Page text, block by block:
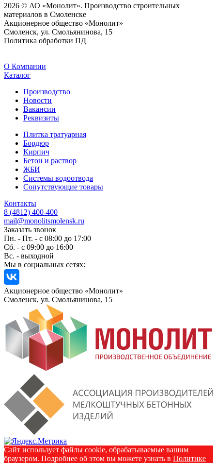
2026 © АО «Монолит». Производство строительных
материалов в Смоленске
Акционерное общество «Монолит»
Смоленск, ул. Смольянинова, 15
Политика обработки ПД
O Компании
Каталог
Производство
Новости
Вакансии
Реквизиты
Плитка тратуарная
Бордюр
Кирпич
Бетон и раствор
ЖБИ
Системы водоотвода
Сопутствующие товары
Контакты
8 (4812) 400-400
mail@monolitsmolensk.ru
Заказать звонок
Пн. - Пт. - с 08:00 до 17:00
Сб. - с 09:00 до 16:00
Вс. - выходной
Мы в социальных сетях:
Акционерное общество «Монолит»
Смоленск, ул. Смольянинова, 15
Сайт использует файлы cookie, обрабатываемые вашим
браузером. Подробнее об этом вы можете узнать в Политике